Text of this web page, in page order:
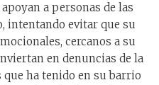
a personas de las
intentando evitar que su
cercanos a su
en denuncias de la
ha tenido en su barrio